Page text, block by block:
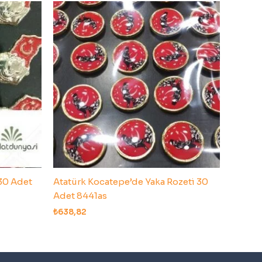
Adet
Atatürk Kocatepe’de Yaka Rozeti 30
Adet 8441as
₺638,82